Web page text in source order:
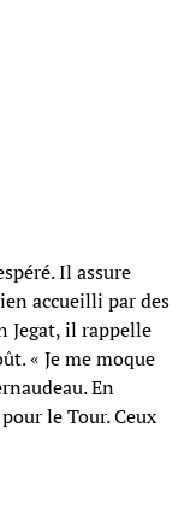
Il assure
accueilli par des
Jegat, il rappelle
« Je me moque
En
le Tour. Ceux